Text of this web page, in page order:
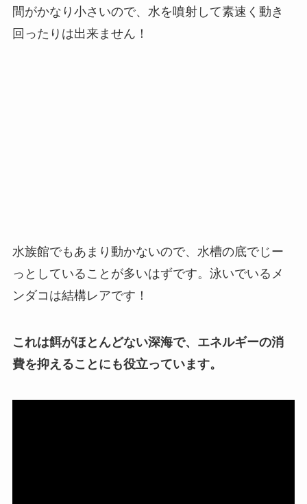
間がかなり小さいので、水を噴射して素速く動き
回ったりは出来ません！
水族館でもあまり動かないので、水槽の底でじー
っとしていることが多いはずです。泳いでいるメ
ンダコは結構レアです！
これは餌がほとんどない深海で、エネルギーの消
費を抑えることにも役立っています。